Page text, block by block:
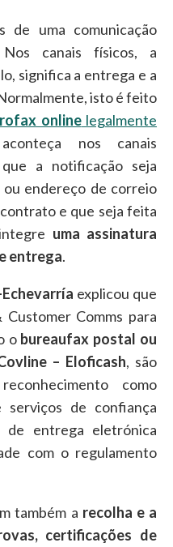
de uma comunicação
canais físicos, a
significa a entrega e a
isto é feito
onlinelegalmente
nos canais
a notificação seja
ou endereço de correio
e que seja feita
uma assinatura
entrega.
explicou que
Comms para
o bureaufax postal ou
– Eloficash, são
como
de confiança
entrega eletrónica
com o regulamento
também a recolha e a
certificações de